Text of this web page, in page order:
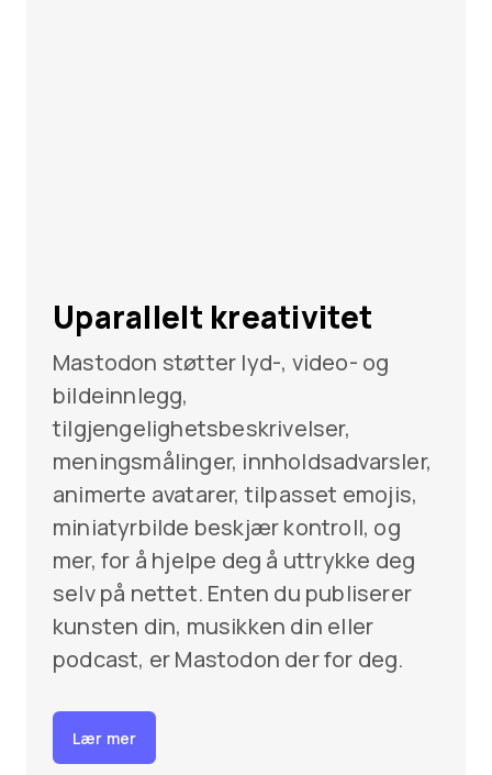
Uparallelt kreativitet
Mastodon støtter lyd-, video- og
bildeinnlegg,
tilgjengelighetsbeskrivelser,
meningsmålinger, innholdsadvarsler,
animerte avatarer, tilpasset emojis,
miniatyrbilde beskjær kontroll, og
mer, for å hjelpe deg å uttrykke deg
selv på nettet. Enten du publiserer
kunsten din, musikken din eller
podcast, er Mastodon der for deg.
Lær mer